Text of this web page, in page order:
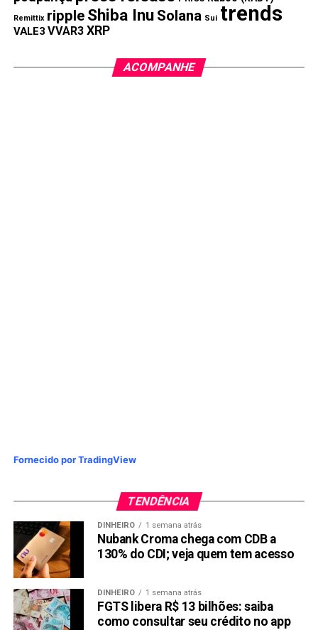
Remittix ripple Shiba Inu Solana Sui trends
VALE3 VVAR3 XRP
ACOMPANHE
Fornecido por TradingView
TENDÊNCIA
DINHEIRO 1 semana atrás
Nubank Croma chega com CDB a
130% do CDI; veja quem tem acesso
DINHEIRO 1 semana atrás
FGTS libera R$ 13 bilhões: saiba
como consultar seu crédito no app